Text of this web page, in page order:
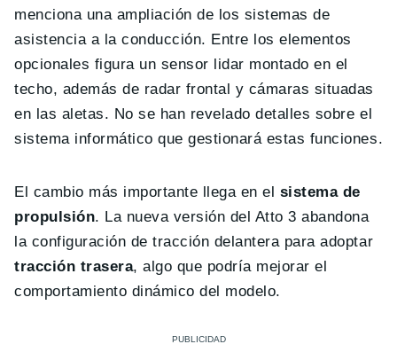
menciona una ampliación de los sistemas de
asistencia a la conducción. Entre los elementos
opcionales figura un sensor lidar montado en el
techo, además de radar frontal y cámaras situadas
en las aletas. No se han revelado detalles sobre el
sistema informático que gestionará estas funciones.
El cambio más importante llega en el sistema de
propulsión. La nueva versión del Atto 3 abandona
la configuración de tracción delantera para adoptar
tracción trasera, algo que podría mejorar el
comportamiento dinámico del modelo.